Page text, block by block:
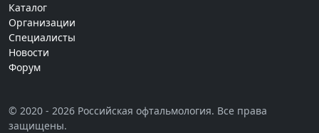
Каталог
Организации
Специалисты
Новости
Форум
© 2020 - 2026 Российская офтальмология. Все права
защищены.